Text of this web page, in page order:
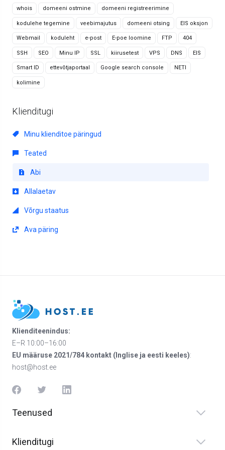
whois domeeni ostmine domeeni registreerimine
kodulehe tegemine veebimajutus domeeni otsing EIS oksjon
Webmail koduleht e-post E-poe loomine FTP 404
SSH SEO Minu IP SSL kiirusetest VPS DNS EIS
Smart ID ettevõtjaportaal Google search console NETI
kolimine
Klienditugi
Minu klienditoe päringud
Teated
Abi
Allalaetav
Võrgu staatus
Ava päring
Klienditeenindus:
E–R 10:00–16:00
EU määruse 2021/784 kontakt (Inglise ja eesti keeles):
host@host.ee
Teenused
Klienditugi